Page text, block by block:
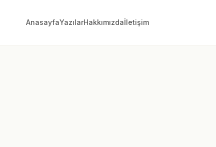
AnasayfaYazılarHakkımızdaİletişim